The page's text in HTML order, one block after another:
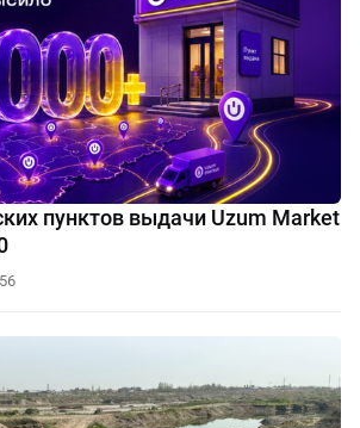
пунктов выдачи Uzum Market